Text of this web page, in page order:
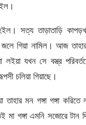
সত্য তাড়াতাড়ি
জলে গিয়া নামিল। আজ
লইয়া যখন সে বস্ত্র
চলিয়া গিয়াছে।
তাহার মন গঙ্গা গঙ্গা
মা গঙ্গা এমনি সজোরে টান